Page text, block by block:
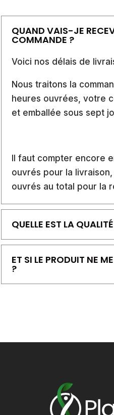
QUAND VAIS-JE
COMMANDE ?
Voici nos délais de
Nous traitons la
heures ouvrées, votre
et emballée sous sept
Il faut compter encore
ouvrés pour la
ouvrés au total pour la
QUELLE EST LA
ET SI LE PRODUIT NE
?